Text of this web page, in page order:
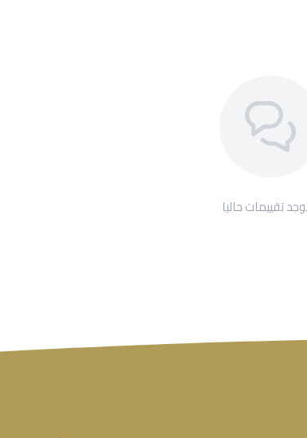
تقييمات حاليا